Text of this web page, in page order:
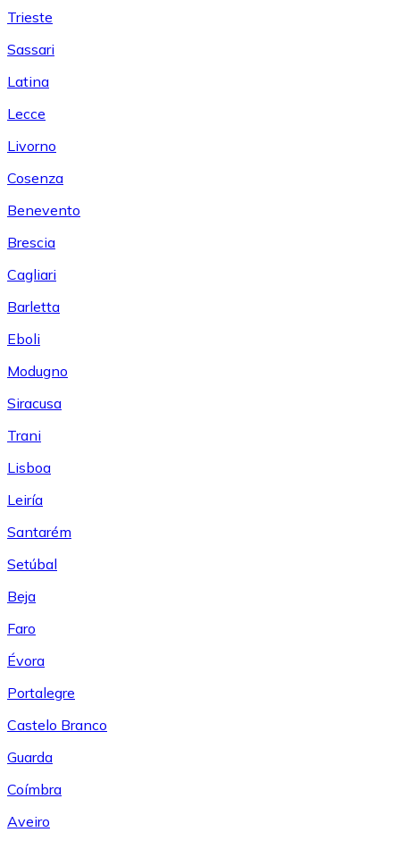
Trieste
Sassari
Latina
Lecce
Livorno
Cosenza
Benevento
Brescia
Cagliari
Barletta
Eboli
Modugno
Siracusa
Trani
Lisboa
Leiría
Santarém
Setúbal
Beja
Faro
Évora
Portalegre
Castelo Branco
Guarda
Coímbra
Aveiro